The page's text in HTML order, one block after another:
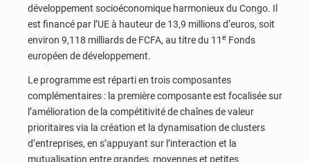
développement socioéconomique harmonieux du Congo. Il
est financé par l’UE à hauteur de 13,9 millions d’euros, soit
environ 9,118 milliards de FCFA, au titre du 11 e Fonds
européen de développement.
Le programme est réparti en trois composantes
complémentaires : la première composante est focalisée sur
l’amélioration de la compétitivité de chaînes de valeur
prioritaires via la création et la dynamisation de clusters
d’entreprises, en s’appuyant sur l’interaction et la
mutualisation entre grandes, moyennes et petites